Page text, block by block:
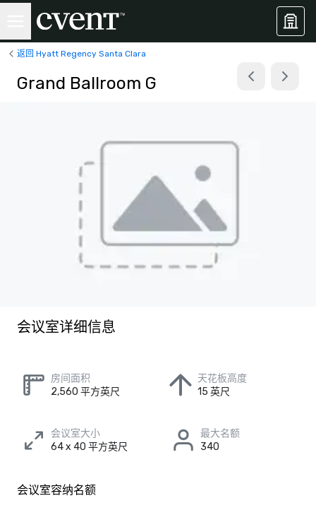
返回 Hyatt Regency Santa Clara
Grand Ballroom G
会议室详细信息
房间面积
2,560 平方英尺
天花板高度
15 英尺
会议室大小
64 x 40 平方英尺
最大名额
340
会议室容纳名额